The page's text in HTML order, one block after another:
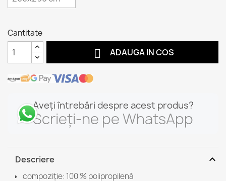
Cantitate
 ADAUGA IN COS
Aveți întrebări despre acest produs?
Scrieți-ne pe WhatsApp
Descriere expand_more
compoziție: 100 % polipropilenă